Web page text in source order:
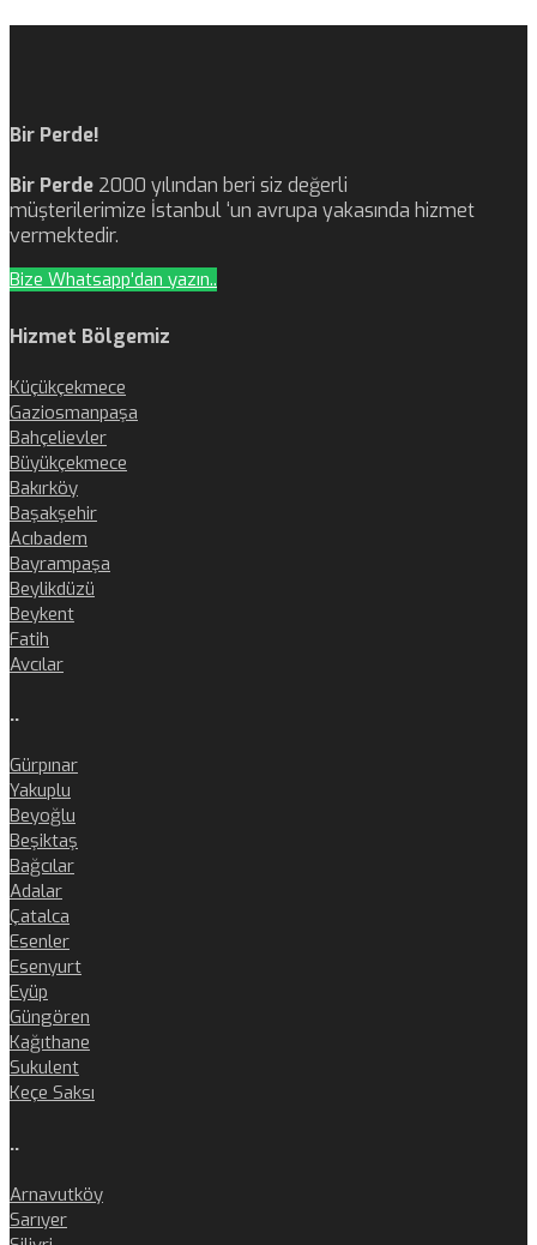
Bir Perde!
Bir Perde 2000 yılından beri siz değerli
müşterilerimize İstanbul ‘un avrupa yakasında hizmet
vermektedir.
Bize Whatsapp'dan yazın..
Hizmet Bölgemiz
Küçükçekmece
Gaziosmanpaşa
Bahçelievler
Büyükçekmece
Bakırköy
Başakşehir
Acıbadem
Bayrampaşa
Beylikdüzü
Beykent
Fatih
Avcılar
..
Gürpınar
Yakuplu
Beyoğlu
Beşiktaş
Bağcılar
Adalar
Çatalca
Esenler
Esenyurt
Eyüp
Güngören
Kağıthane
Sukulent
Keçe Saksı
..
Arnavutköy
Sarıyer